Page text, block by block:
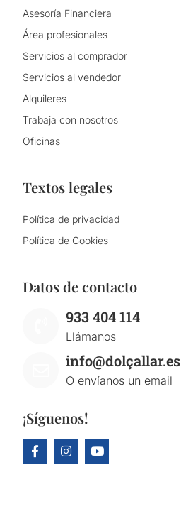
Asesoría Financiera
Área profesionales
Servicios al comprador
Servicios al vendedor
Alquileres
Trabaja con nosotros
Oficinas
Textos legales
Política de privacidad
Política de Cookies
Datos de contacto
933 404 114
Llámanos
info@dolçallar.es
O envíanos un email
¡Síguenos!